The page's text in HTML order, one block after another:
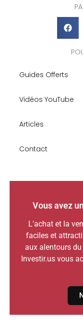
Guides Offerts
Vidéos YouTube
Articles
Contact
Vous avez
L'achat et la
faciles et
aux alentours
Investir.us vous